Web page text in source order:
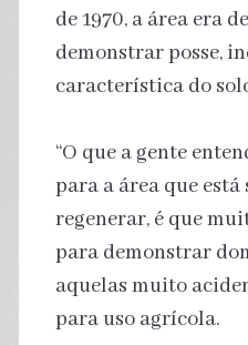
de 1970, a área era
demonstrar posse,
característica do
“O que a gente
para a área que está
regenerar, é que
para demonstrar
aquelas muito
para uso agrícola.